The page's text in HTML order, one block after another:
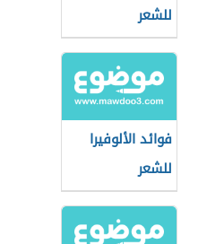
للشعر
فوائد الألوفيرا
للشعر